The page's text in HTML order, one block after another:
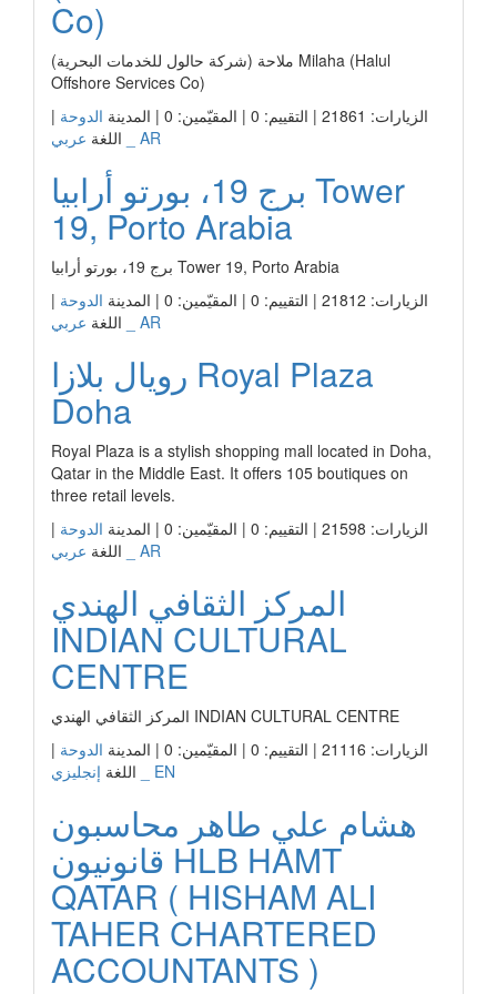
Co)
ملاحة (شركة حالول للخدمات البحرية) Milaha (Halul
Offshore Services Co)
الزيارات: 21861 | التقييم: 0 | المقيّمين: 0 | المدينة
الدوحة |
اللغة عربي _ AR
برج 19، بورتو أرابيا Tower
19, Porto Arabia
برج 19، بورتو أرابيا Tower 19, Porto Arabia
الزيارات: 21812 | التقييم: 0 | المقيّمين: 0 | المدينة
الدوحة |
اللغة عربي _ AR
رويال بلازا Royal Plaza
Doha
Royal Plaza is a stylish shopping mall located in Doha,
Qatar in the Middle East. It offers 105 boutiques on
three retail levels.
الزيارات: 21598 | التقييم: 0 | المقيّمين: 0 | المدينة
الدوحة |
اللغة عربي _ AR
المركز الثقافي الهندي
INDIAN CULTURAL
CENTRE
المركز الثقافي الهندي INDIAN CULTURAL CENTRE
الزيارات: 21116 | التقييم: 0 | المقيّمين: 0 | المدينة
الدوحة |
اللغة إنجليزي _ EN
هشام علي طاهر محاسبون
قانونيون HLB HAMT
QATAR ( HISHAM ALI
TAHER CHARTERED
ACCOUNTANTS )